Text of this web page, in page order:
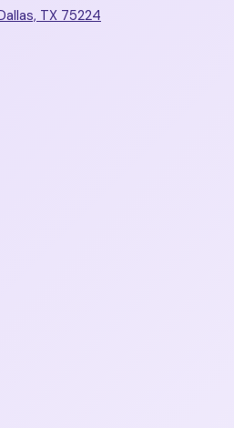
TX 75224